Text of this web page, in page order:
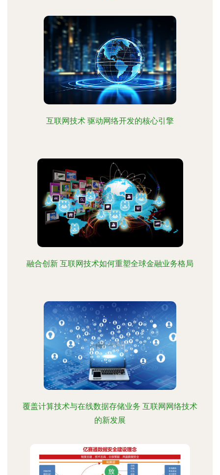
互联网技术 驱动网络开发的核心引擎
融合创新 互联网技术如何重塑全球金融业务格局
覆盖计算技术与在线数据存储业务 互联网网络技术
的新发展